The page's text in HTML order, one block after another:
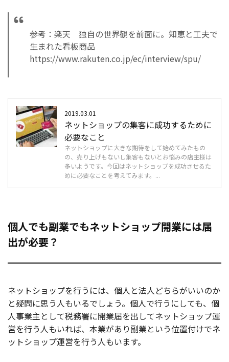
参考：楽天 独自の世界観を前面に。知恵と工夫で
生まれた看板商品
https://www.rakuten.co.jp/ec/interview/spu/
2019.03.01
ネットショップの集客に成功するために
必要なこと
ネットショップに大きな期待をして始めてみたもの
の、売り上げもないし集客もないとお悩みの店主様は
多いようです。今回はネットショップを成功させるた
めに必要なことを考えてみます。...
個人でも副業でもネットショップ開業には届
出が必要？
ネットショップを行うには、個人と法人どちらがいいのか
と疑問に思う人もいるでしょう。個人で行うにしても、個
人事業主として税務署に開業届を出してネットショップ運
営を行う人もいれば、本業があり副業という位置付けでネ
ットショップ運営を行う人もいます。